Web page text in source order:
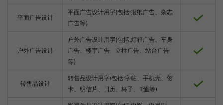
平面广告设计
平面广告设计用字(包括:报纸广告、杂志
广告等)
户外广告设计
户外广告设计用字(包括:灯箱广告、车身
广告、楼宇广告、立柱广告、站台广告
等)
转售品设计
转售品设计用字(包括:字帖、手机壳、贺
卡、明信片、日历、杯子、T恤等)